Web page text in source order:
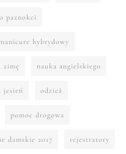
paznokci
manicure hybrydowy
zimę nauka angielskiego
jesień odzież
pomoc drogowa
damskie 2017 rejestratory